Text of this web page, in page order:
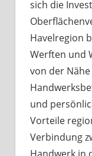
sich die
Havelregion
Werften und
von der
und
Vorteile
Verbindung